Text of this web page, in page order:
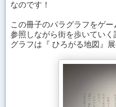
なのです！
この冊子のパラグラフをゲ
参照しながら街を歩いてい
グラフは『 ひろがる地図』